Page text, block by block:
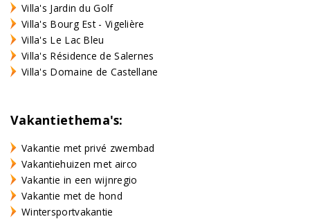
Villa's Jardin du Golf
Villa's Bourg Est - Vigelière
Villa's Le Lac Bleu
Villa's Résidence de Salernes
Villa's Domaine de Castellane
Vakantiethema's:
Vakantie met privé zwembad
Vakantiehuizen met airco
Vakantie in een wijnregio
Vakantie met de hond
Wintersportvakantie